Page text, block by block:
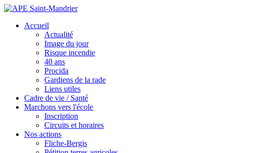
Accueil
Actualité
Image du jour
Risque incendie
40 ans
Procida
Gardiens de la rade
Liens utiles
Cadre de vie / Santé
Marchons vers l'école
Inscription
Circuits et horaires
Nos actions
Fliche-Bergis